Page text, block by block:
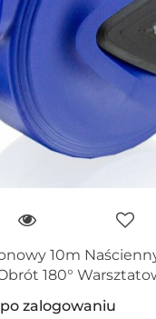
10m
180°
zalogowaniu